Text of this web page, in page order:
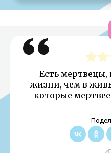
Есть
жизни, чем в
которые